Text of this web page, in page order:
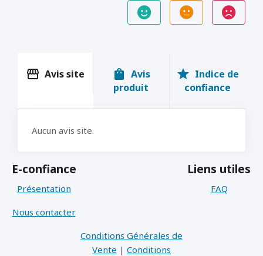
storefront Avis site shopping_bag Avis
produit
star Indice de
confiance
Aucun avis site.
E-confiance
Présentation
Nous contacter
Liens utiles
FAQ
Conditions Générales de
Vente | Conditions